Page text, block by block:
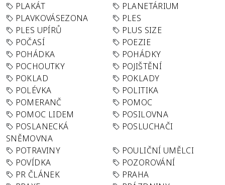
PLAKÁT
PLANETÁRIUM
PLAVKOVÁSEZONA
PLES
PLES UPÍRŮ
PLUS SIZE
POČASÍ
POEZIE
POHÁDKA
POHÁDKY
POCHOUTKY
POJIŠTĚNÍ
POKLAD
POKLADY
POLÉVKA
POLITIKA
POMERANČ
POMOC
POMOC LIDEM
POSILOVNA
POSLANECKÁ
SNĚMOVNA
POSLUCHAČI
POTRAVINY
POULIČNÍ UMĚLCI
POVÍDKA
POZOROVÁNÍ
PR ČLÁNEK
PRAHA